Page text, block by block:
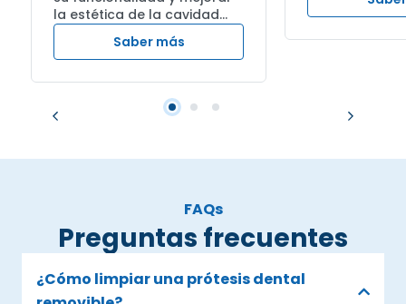
la estética de la cavidad...
Saber más
FAQs
Preguntas frecuentes
¿Cómo limpiar una prótesis dental